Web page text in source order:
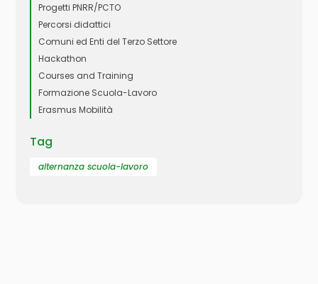
Progetti PNRR/PCTO
Percorsi didattici
Comuni ed Enti del Terzo Settore
Hackathon
Courses and Training
Formazione Scuola-Lavoro
Erasmus Mobilità
Tag
alternanza scuola-lavoro